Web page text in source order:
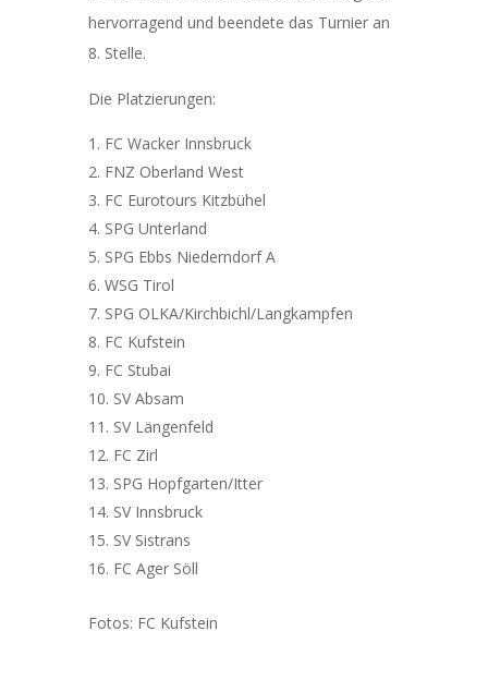
hervorragend und beendete das Turnier an
8. Stelle.
Die Platzierungen:
FC Wacker Innsbruck
FNZ Oberland West
FC Eurotours Kitzbühel
SPG Unterland
SPG Ebbs Niederndorf A
WSG Tirol
SPG OLKA/Kirchbichl/Langkampfen
FC Kufstein
FC Stubai
SV Absam
SV Längenfeld
FC Zirl
SPG Hopfgarten/Itter
SV Innsbruck
SV Sistrans
FC Ager Söll
Fotos: FC Kufstein